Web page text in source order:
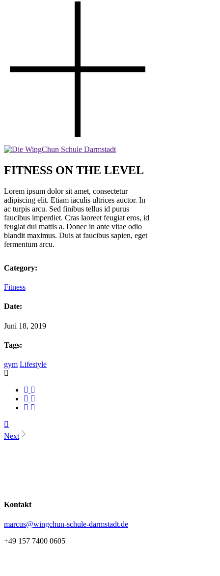
FITNESS ON THE LEVEL
Lorem ipsum dolor sit amet, consectetur
adipiscing elit. Etiam iaculis ultrices auctor. In
ac turpis arcu. Sed finibus tellus id purus
faucibus imperdiet. Cras laoreet feugiat eros, id
feugiat dui mattis a. Donec in ante vitae odio
blandit maximus. Duis at faucibus sapien, eget
fermentum arcu.
Category:
Fitness
Date:
Juni 18, 2019
Tags:
gym Lifestyle
Next
Kontakt
marcus@wingchun-schule-darmstadt.de
+49 157 7400 0605